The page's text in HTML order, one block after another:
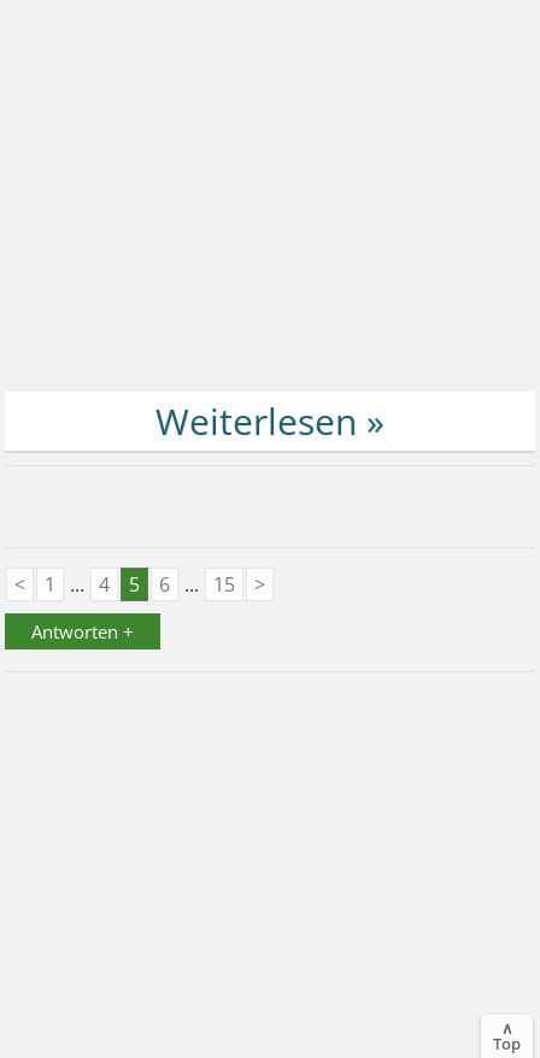
< 1 ... 4 5 6 ... 15 >
Antworten +
∧
Top